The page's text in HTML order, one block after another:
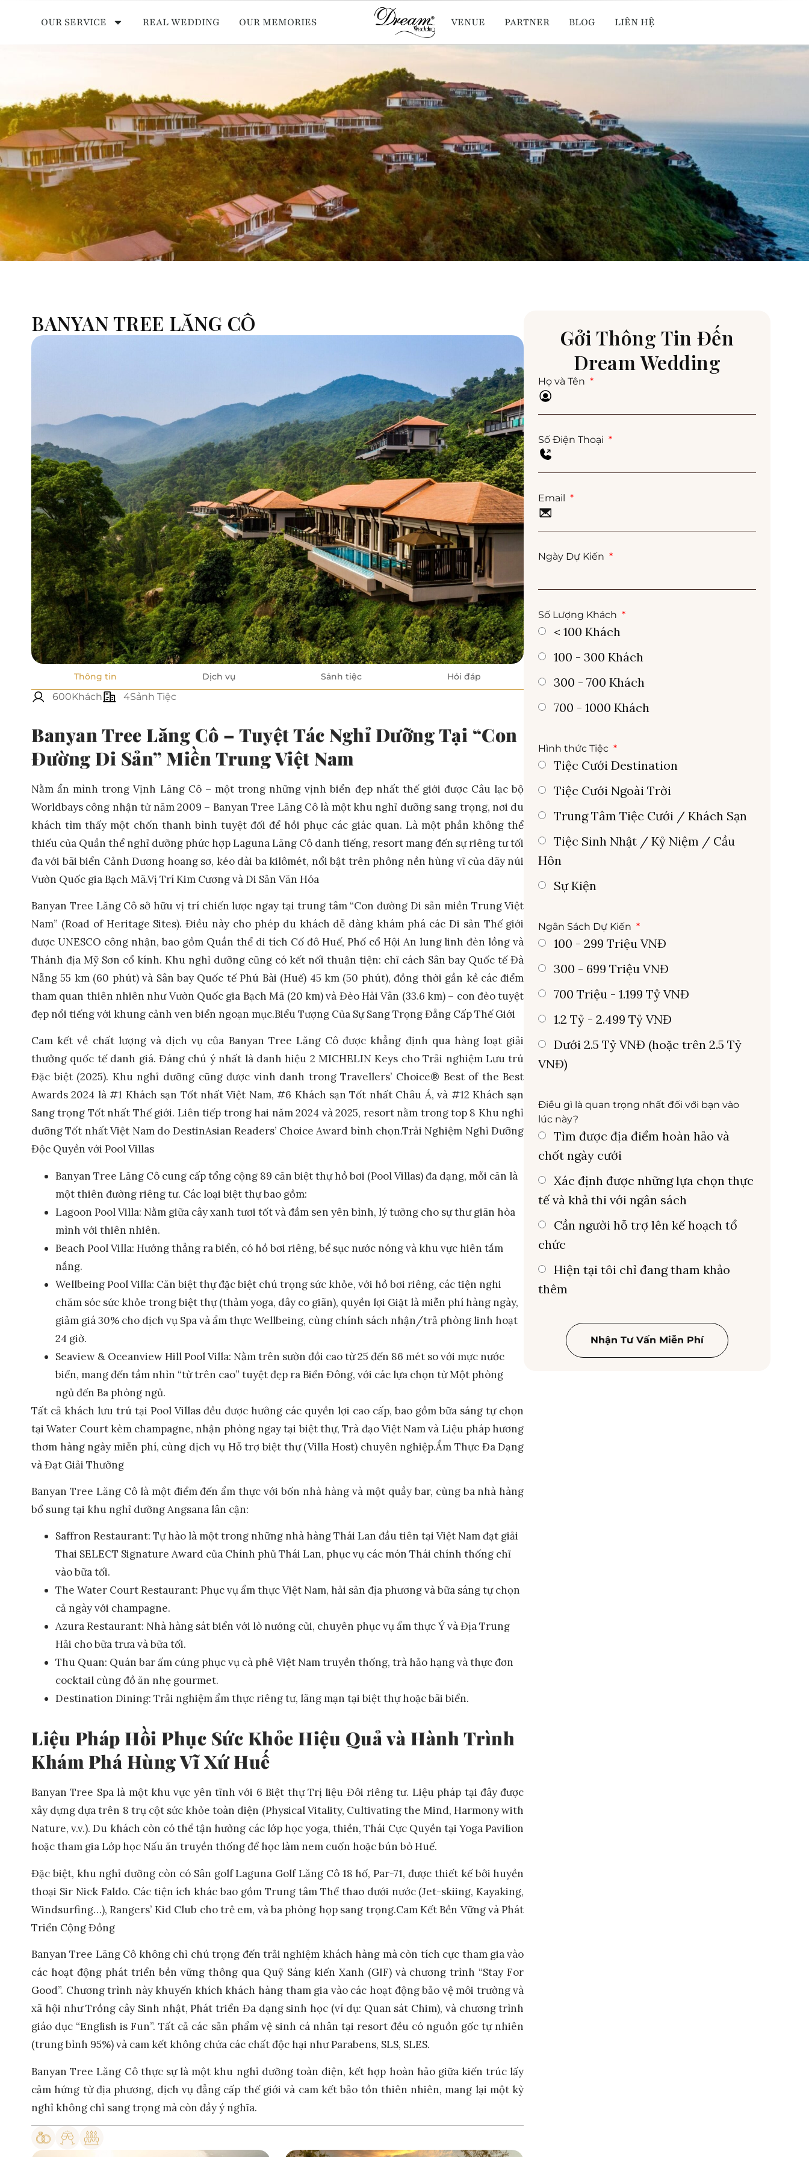
OUR SERVICE REAL WEDDING OUR MEMORIES VENUE PARTNER BLOG LIÊN HỆ
BANYAN TREE LĂNG CÔ
Thông tin Dịch vụ Sảnh tiệc Hỏi đáp
600Khách 4Sảnh Tiệc
Banyan Tree Lăng Cô – Tuyệt Tác Nghỉ Dưỡng Tại “Con
Đường Di Sản” Miền Trung Việt Nam
Nằm ẩn mình trong Vịnh Lăng Cô – một trong những vịnh biển đẹp nhất thế giới được Câu lạc bộ
Worldbays công nhận từ năm 2009 – Banyan Tree Lăng Cô là một khu nghỉ dưỡng sang trọng, nơi du
khách tìm thấy một chốn thanh bình tuyệt đối để hồi phục các giác quan. Là một phần không thể
thiếu của Quần thể nghỉ dưỡng phức hợp Laguna Lăng Cô danh tiếng, resort mang đến sự riêng tư tối
đa với bãi biển Cảnh Dương hoang sơ, kéo dài ba kilômét, nổi bật trên phông nền hùng vĩ của dãy núi
Vườn Quốc gia Bạch Mã.Vị Trí Kim Cương và Di Sản Văn Hóa
Banyan Tree Lăng Cô sở hữu vị trí chiến lược ngay tại trung tâm “Con đường Di sản miền Trung Việt
Nam” (Road of Heritage Sites). Điều này cho phép du khách dễ dàng khám phá các Di sản Thế giới
được UNESCO công nhận, bao gồm Quần thể di tích Cố đô Huế, Phố cổ Hội An lung linh đèn lồng và
Thánh địa Mỹ Sơn cổ kính. Khu nghỉ dưỡng cũng có kết nối thuận tiện: chỉ cách Sân bay Quốc tế Đà
Nẵng 55 km (60 phút) và Sân bay Quốc tế Phú Bài (Huế) 45 km (50 phút), đồng thời gần kề các điểm
tham quan thiên nhiên như Vườn Quốc gia Bạch Mã (20 km) và Đèo Hải Vân (33.6 km) – con đèo tuyệt
đẹp nổi tiếng với khung cảnh ven biển ngoạn mục.Biểu Tượng Của Sự Sang Trọng Đẳng Cấp Thế Giới
Cam kết về chất lượng và dịch vụ của Banyan Tree Lăng Cô được khẳng định qua hàng loạt giải
thưởng quốc tế danh giá. Đáng chú ý nhất là danh hiệu 2 MICHELIN Keys cho Trải nghiệm Lưu trú
Đặc biệt (2025). Khu nghỉ dưỡng cũng được vinh danh trong Travellers’ Choice® Best of the Best
Awards 2024 là #1 Khách sạn Tốt nhất Việt Nam, #6 Khách sạn Tốt nhất Châu Á, và #12 Khách sạn
Sang trọng Tốt nhất Thế giới. Liên tiếp trong hai năm 2024 và 2025, resort nằm trong top 8 Khu nghỉ
dưỡng Tốt nhất Việt Nam do DestinAsian Readers’ Choice Award bình chọn.Trải Nghiệm Nghỉ Dưỡng
Độc Quyền với Pool Villas
Banyan Tree Lăng Cô cung cấp tổng cộng 89 căn biệt thự hồ bơi (Pool Villas) đa dạng, mỗi căn là
một thiên đường riêng tư. Các loại biệt thự bao gồm:
Lagoon Pool Villa: Nằm giữa cây xanh tươi tốt và đầm sen yên bình, lý tưởng cho sự thư giãn hòa
mình với thiên nhiên.
Beach Pool Villa: Hướng thẳng ra biển, có hồ bơi riêng, bể sục nước nóng và khu vực hiên tắm
nắng.
Wellbeing Pool Villa: Căn biệt thự đặc biệt chú trọng sức khỏe, với hồ bơi riêng, các tiện nghi
chăm sóc sức khỏe trong biệt thự (thảm yoga, dây co giãn), quyền lợi Giặt là miễn phí hàng ngày,
giảm giá 30% cho dịch vụ Spa và ẩm thực Wellbeing, cùng chính sách nhận/trả phòng linh hoạt
24 giờ.
Seaview & Oceanview Hill Pool Villa: Nằm trên sườn đồi cao từ 25 đến 86 mét so với mực nước
biển, mang đến tầm nhìn “từ trên cao” tuyệt đẹp ra Biển Đông, với các lựa chọn từ Một phòng
ngủ đến Ba phòng ngủ.
Tất cả khách lưu trú tại Pool Villas đều được hưởng các quyền lợi cao cấp, bao gồm bữa sáng tự chọn
tại Water Court kèm champagne, nhận phòng ngay tại biệt thự, Trà đạo Việt Nam và Liệu pháp hương
thơm hàng ngày miễn phí, cùng dịch vụ Hỗ trợ biệt thự (Villa Host) chuyên nghiệp.Ẩm Thực Đa Dạng
và Đạt Giải Thưởng
Banyan Tree Lăng Cô là một điểm đến ẩm thực với bốn nhà hàng và một quầy bar, cùng ba nhà hàng
bổ sung tại khu nghỉ dưỡng Angsana lân cận:
Saffron Restaurant: Tự hào là một trong những nhà hàng Thái Lan đầu tiên tại Việt Nam đạt giải
Thai SELECT Signature Award của Chính phủ Thái Lan, phục vụ các món Thái chính thống chỉ
vào bữa tối.
The Water Court Restaurant: Phục vụ ẩm thực Việt Nam, hải sản địa phương và bữa sáng tự chọn
cả ngày với champagne.
Azura Restaurant: Nhà hàng sát biển với lò nướng củi, chuyên phục vụ ẩm thực Ý và Địa Trung
Hải cho bữa trưa và bữa tối.
Thu Quan: Quán bar ấm cúng phục vụ cà phê Việt Nam truyền thống, trà hảo hạng và thực đơn
cocktail cùng đồ ăn nhẹ gourmet.
Destination Dining: Trải nghiệm ẩm thực riêng tư, lãng mạn tại biệt thự hoặc bãi biển.
Liệu Pháp Hồi Phục Sức Khỏe Hiệu Quả và Hành Trình
Khám Phá Hùng Vĩ Xứ Huế
Banyan Tree Spa là một khu vực yên tĩnh với 6 Biệt thự Trị liệu Đôi riêng tư. Liệu pháp tại đây được
xây dựng dựa trên 8 trụ cột sức khỏe toàn diện (Physical Vitality, Cultivating the Mind, Harmony with
Nature, v.v.). Du khách còn có thể tận hưởng các lớp học yoga, thiền, Thái Cực Quyền tại Yoga Pavilion
hoặc tham gia Lớp học Nấu ăn truyền thống để học làm nem cuốn hoặc bún bò Huế.
Đặc biệt, khu nghỉ dưỡng còn có Sân golf Laguna Golf Lăng Cô 18 hố, Par-71, được thiết kế bởi huyền
thoại Sir Nick Faldo. Các tiện ích khác bao gồm Trung tâm Thể thao dưới nước (Jet-skiing, Kayaking,
Windsurfing…), Rangers’ Kid Club cho trẻ em, và ba phòng họp sang trọng.Cam Kết Bền Vững và Phát
Triển Cộng Đồng
Banyan Tree Lăng Cô không chỉ chú trọng đến trải nghiệm khách hàng mà còn tích cực tham gia vào
các hoạt động phát triển bền vững thông qua Quỹ Sáng kiến Xanh (GIF) và chương trình “Stay For
Good”. Chương trình này khuyến khích khách hàng tham gia vào các hoạt động bảo vệ môi trường và
xã hội như Trồng cây Sinh nhật, Phát triển Đa dạng sinh học (ví dụ: Quan sát Chim), và chương trình
giáo dục “English is Fun”. Tất cả các sản phẩm vệ sinh cá nhân tại resort đều có nguồn gốc tự nhiên
(trung bình 95%) và cam kết không chứa các chất độc hại như Parabens, SLS, SLES.
Banyan Tree Lăng Cô thực sự là một khu nghỉ dưỡng toàn diện, kết hợp hoàn hảo giữa kiến trúc lấy
cảm hứng từ địa phương, dịch vụ đẳng cấp thế giới và cam kết bảo tồn thiên nhiên, mang lại một kỳ
nghỉ không chỉ sang trọng mà còn đầy ý nghĩa.
Gởi Thông Tin Đến
Dream Wedding
Họ và Tên
Số Điện Thoại
Email
Ngày Dự Kiến
Số Lượng Khách
< 100 Khách
100 - 300 Khách
300 - 700 Khách
700 - 1000 Khách
Hình thức Tiệc
Tiệc Cưới Destination
Tiệc Cưới Ngoài Trời
Trung Tâm Tiệc Cưới / Khách Sạn
Tiệc Sinh Nhật / Kỷ Niệm / Cầu
Hôn
Sự Kiện
Ngân Sách Dự Kiến
100 - 299 Triệu VNĐ
300 - 699 Triệu VNĐ
700 Triệu - 1.199 Tỷ VNĐ
1.2 Tỷ - 2.499 Tỷ VNĐ
Dưới 2.5 Tỷ VNĐ (hoặc trên 2.5 Tỷ
VNĐ)
Điều gì là quan trọng nhất đối với bạn vào
lúc này?
Tìm được địa điểm hoàn hảo và
chốt ngày cưới
Xác định được những lựa chọn thực
tế và khả thi với ngân sách
Cần người hỗ trợ lên kế hoạch tổ
chức
Hiện tại tôi chỉ đang tham khảo
thêm
Nhận Tư Vấn Miễn Phí